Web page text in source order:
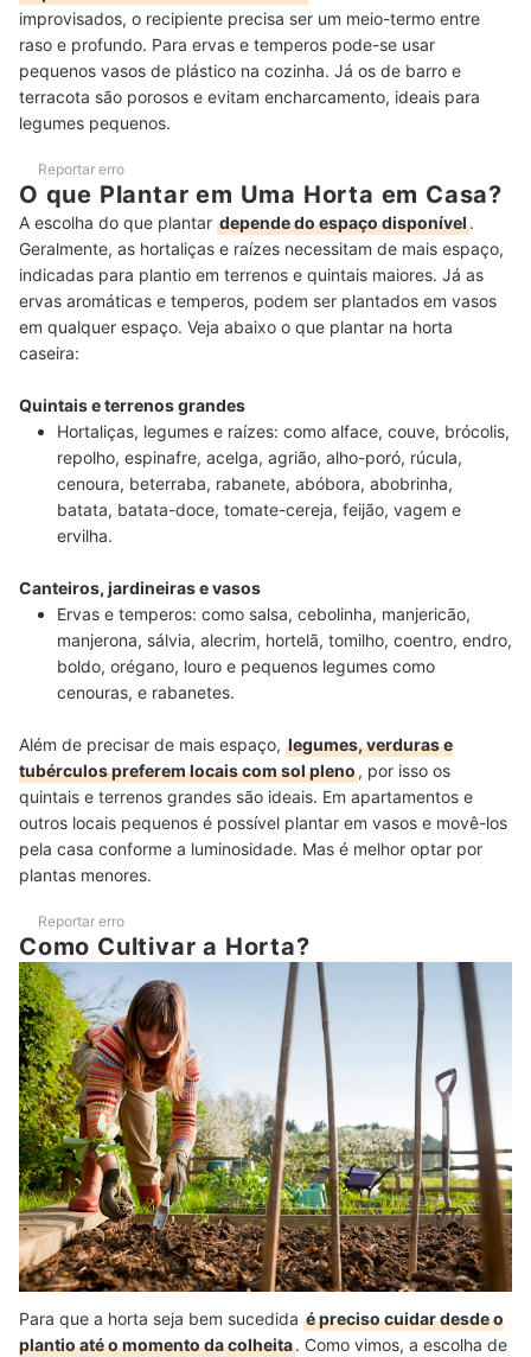
improvisados, o recipiente precisa ser um meio-termo entre
raso e profundo. Para ervas e temperos pode-se usar
pequenos vasos de plástico na cozinha. Já os de barro e
terracota são porosos e evitam encharcamento, ideais para
legumes pequenos.
Reportar erro
O que Plantar em Uma Horta em Casa?
A escolha do que plantar depende do espaço disponível.
Geralmente, as hortaliças e raízes necessitam de mais espaço,
indicadas para plantio em terrenos e quintais maiores. Já as
ervas aromáticas e temperos, podem ser plantados em vasos
em qualquer espaço. Veja abaixo o que plantar na horta
caseira:
Quintais e terrenos grandes
Hortaliças, legumes e raízes: como alface, couve, brócolis,
repolho, espinafre, acelga, agrião, alho-poró, rúcula,
cenoura, beterraba, rabanete, abóbora, abobrinha,
batata, batata-doce, tomate-cereja, feijão, vagem e
ervilha.
Canteiros, jardineiras e vasos
Ervas e temperos: como salsa, cebolinha, manjericão,
manjerona, sálvia, alecrim, hortelã, tomilho, coentro, endro,
boldo, orégano, louro e pequenos legumes como
cenouras, e rabanetes.
Além de precisar de mais espaço, legumes, verduras e
tubérculos preferem locais com sol pleno, por isso os
quintais e terrenos grandes são ideais. Em apartamentos e
outros locais pequenos é possível plantar em vasos e movê-los
pela casa conforme a luminosidade. Mas é melhor optar por
plantas menores.
Reportar erro
Como Cultivar a Horta?
Para que a horta seja bem sucedida é preciso cuidar desde o
plantio até o momento da colheita. Como vimos, a escolha de